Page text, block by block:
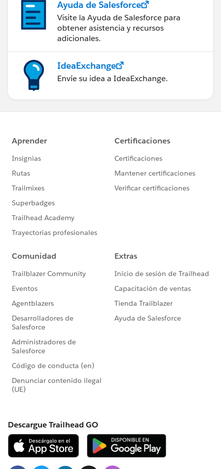
Ayuda de Salesforce
Visite la Ayuda de Salesforce para
obtener asistencia y recursos
adicionales.
IdeaExchange
Envíe su idea a IdeaExchange.